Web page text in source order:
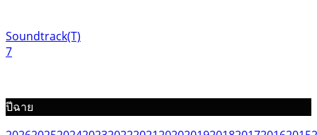
Soundtrack(T)
7
ปีฉาย